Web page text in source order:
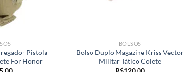
Pistola
For Honor
BOLSOS
Bolso Duplo Magazine Kriss Vector
Militar Tático Colete